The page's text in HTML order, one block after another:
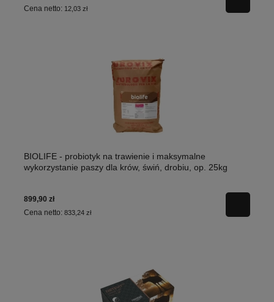
Cena netto: 12,03 zł
BIOLIFE - probiotyk na trawienie i maksymalne
wykorzystanie paszy dla krów, świń, drobiu, op. 25kg
899,90 zł
Cena netto: 833,24 zł